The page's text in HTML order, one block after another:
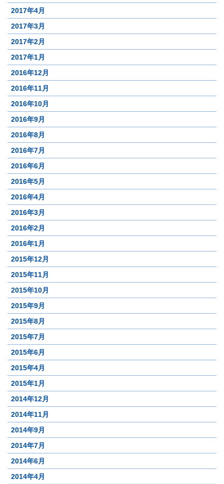
2017年4月
2017年3月
2017年2月
2017年1月
2016年12月
2016年11月
2016年10月
2016年9月
2016年8月
2016年7月
2016年6月
2016年5月
2016年4月
2016年3月
2016年2月
2016年1月
2015年12月
2015年11月
2015年10月
2015年9月
2015年8月
2015年7月
2015年6月
2015年4月
2015年1月
2014年12月
2014年11月
2014年9月
2014年7月
2014年6月
2014年4月